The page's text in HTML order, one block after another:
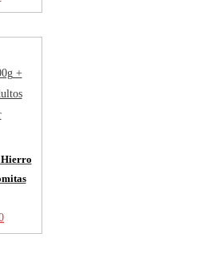
precio
actual
S/38.00.
Hierro
El
precio